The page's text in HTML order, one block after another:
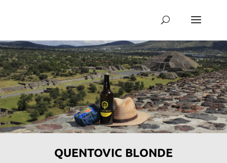
QUENTOVIC BLONDE